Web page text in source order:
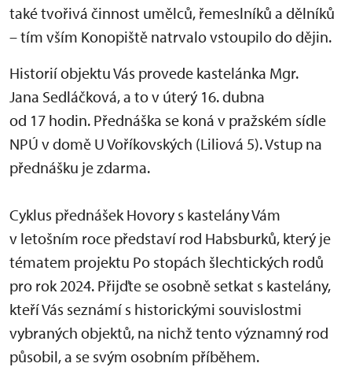
také tvořivá činnost umělců, řemeslníků a dělníků
– tím vším Konopiště natrvalo vstoupilo do dějin.
Historií objektu Vás provede kastelánka Mgr.
Jana Sedláčková, a to v úterý 16. dubna
od 17 hodin. Přednáška se koná v pražském sídle
NPÚ v domě U Voříkovských (Liliová 5). Vstup na
přednášku je zdarma.
Cyklus přednášek Hovory s kastelány Vám
v letošním roce představí rod Habsburků, který je
tématem projektu Po stopách šlechtických rodů
pro rok 2024. Přijďte se osobně setkat s kastelány,
kteří Vás seznámí s historickými souvislostmi
vybraných objektů, na nichž tento významný rod
působil, a se svým osobním příběhem.